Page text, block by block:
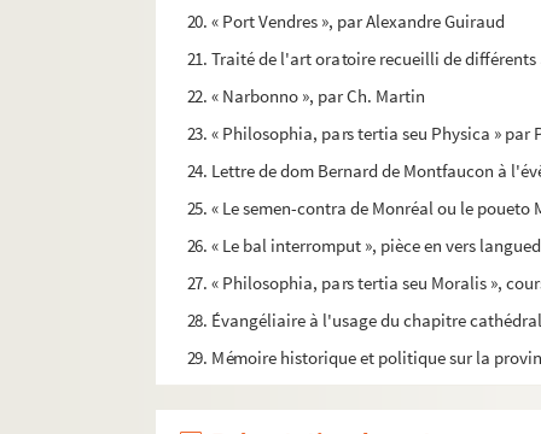
20. « Port Vendres », par Alexandre Guiraud
21. Traité de l'art oratoire recueilli de différents
22. « Narbonno », par Ch. Martin
23. « Philosophia, pars tertia seu Physica » par
24. Lettre de dom Bernard de Montfaucon à
25. « Le semen-contra de Monréal ou le
26. « Le bal interromput », pièce en vers
27. « Philosophia, pars tertia seu Moralis »,
28. Évangéliaire à l'usage du chapitre
29. Mémoire historique et politique sur la